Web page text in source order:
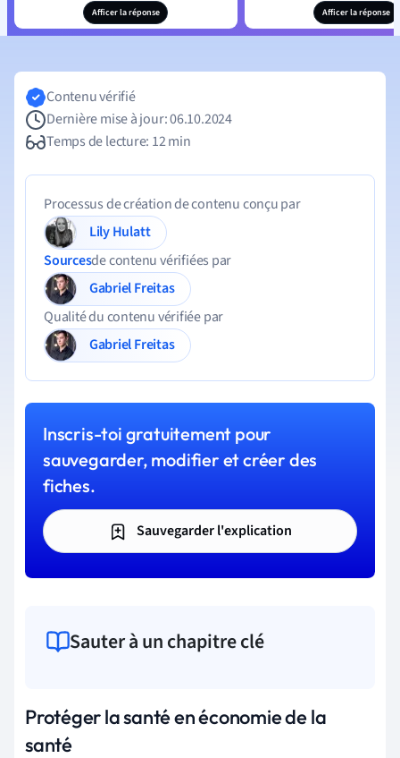
Afficer la réponse Afficer la réponse
Contenu vérifié
Dernière mise à jour: 06.10.2024
Temps de lecture: 12 min
Processus de création de contenu conçu par
Lily Hulatt
Sourcesde contenu vérifiées par
Gabriel Freitas
Qualité du contenu vérifiée par
Gabriel Freitas
Inscris-toi gratuitement pour
sauvegarder, modifier et créer des
fiches.
Sauvegarder l'explication
Sauter à un chapitre clé
Protéger la santé en économie de la
santé